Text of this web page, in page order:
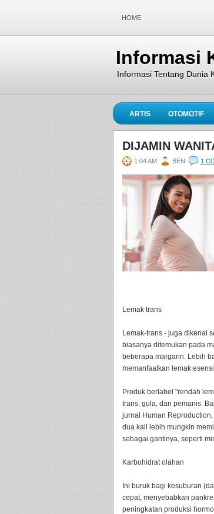
HOME
Informasi
Informasi Tentang Dunia
ARTIS OTOMOTIF
DIJAMIN
1:04 AM BEN 1
Lemak trans
Lemak-trans - juga dikenal
biasanya ditemukan pada
beberapa margarin. Lebih
memanfaatkan lemak
Produk berlabel "rendah
trans, gula, dan pemanis.
jurnal Human
dua kali lebih mungkin
sebagai gantinya, seperti
Karbohidrat olahan
Ini buruk bagi kesuburan
cepat, menyebabkan
peningkatan produksi